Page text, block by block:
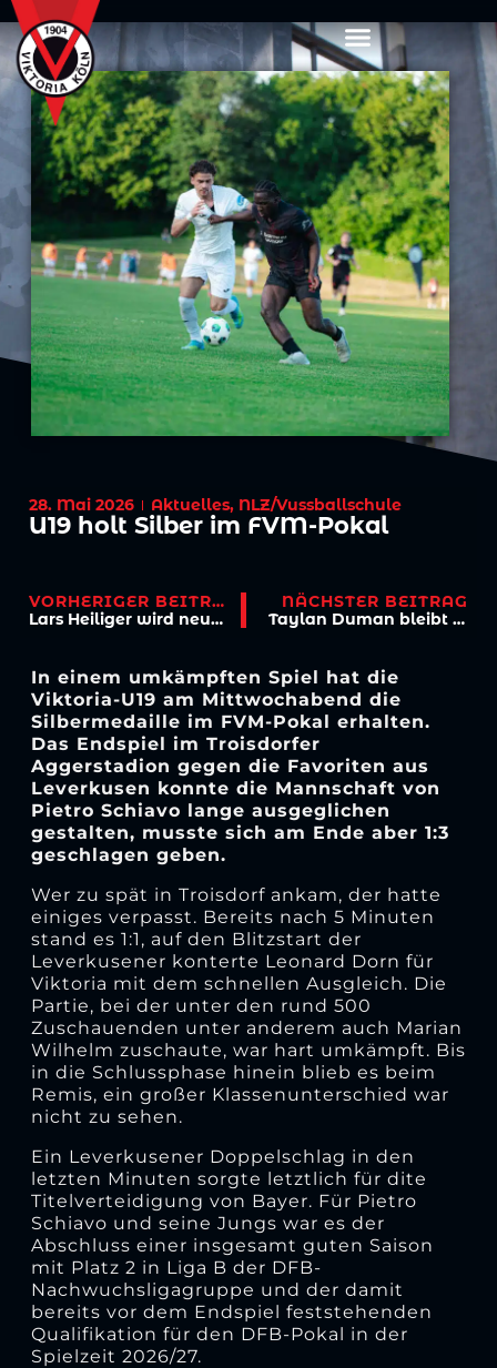
28. Mai 2026 Aktuelles, NLZ/Vussballschule
U19 holt Silber im FVM-Pokal
VORHERIGER BEITRAG
Lars Heiliger wird neuer Frauen-Trainer
NÄCHSTER BEITRAG
Taylan Duman bleibt Viktoria Köln erhalten
In einem umkämpften Spiel hat die
Viktoria-U19 am Mittwochabend die
Silbermedaille im FVM-Pokal erhalten.
Das Endspiel im Troisdorfer
Aggerstadion gegen die Favoriten aus
Leverkusen konnte die Mannschaft von
Pietro Schiavo lange ausgeglichen
gestalten, musste sich am Ende aber 1:3
geschlagen geben.
Wer zu spät in Troisdorf ankam, der hatte
einiges verpasst. Bereits nach 5 Minuten
stand es 1:1, auf den Blitzstart der
Leverkusener konterte Leonard Dorn für
Viktoria mit dem schnellen Ausgleich. Die
Partie, bei der unter den rund 500
Zuschauenden unter anderem auch Marian
Wilhelm zuschaute, war hart umkämpft. Bis
in die Schlussphase hinein blieb es beim
Remis, ein großer Klassenunterschied war
nicht zu sehen.
Ein Leverkusener Doppelschlag in den
letzten Minuten sorgte letztlich für dite
Titelverteidigung von Bayer. Für Pietro
Schiavo und seine Jungs war es der
Abschluss einer insgesamt guten Saison
mit Platz 2 in Liga B der DFB-
Nachwuchsligagruppe und der damit
bereits vor dem Endspiel feststehenden
Qualifikation für den DFB-Pokal in der
Spielzeit 2026/27.